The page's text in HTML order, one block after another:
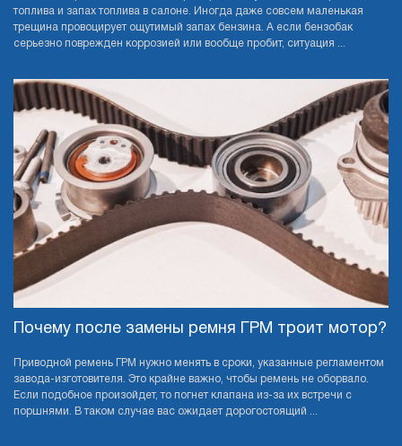
топлива и запах топлива в салоне. Иногда даже совсем маленькая
трещина провоцирует ощутимый запах бензина. А если бензобак
серьезно поврежден коррозией или вообще пробит, ситуация ...
Почему после замены ремня ГРМ троит мотор?
Приводной ремень ГРМ нужно менять в сроки, указанные регламентом
завода-изготовителя. Это крайне важно, чтобы ремень не оборвало.
Если подобное произойдет, то погнет клапана из-за их встречи с
поршнями. В таком случае вас ожидает дорогостоящий ...